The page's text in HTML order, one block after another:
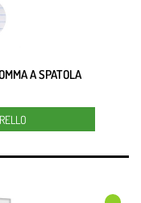
A SPATOLA